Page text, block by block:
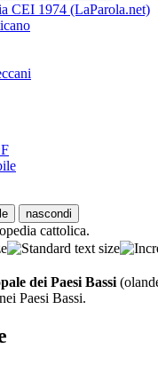
CEI 1974 (LaParola.net)
nascondi
cattolica.
dei Paesi Bassi
nei Paesi Bassi.